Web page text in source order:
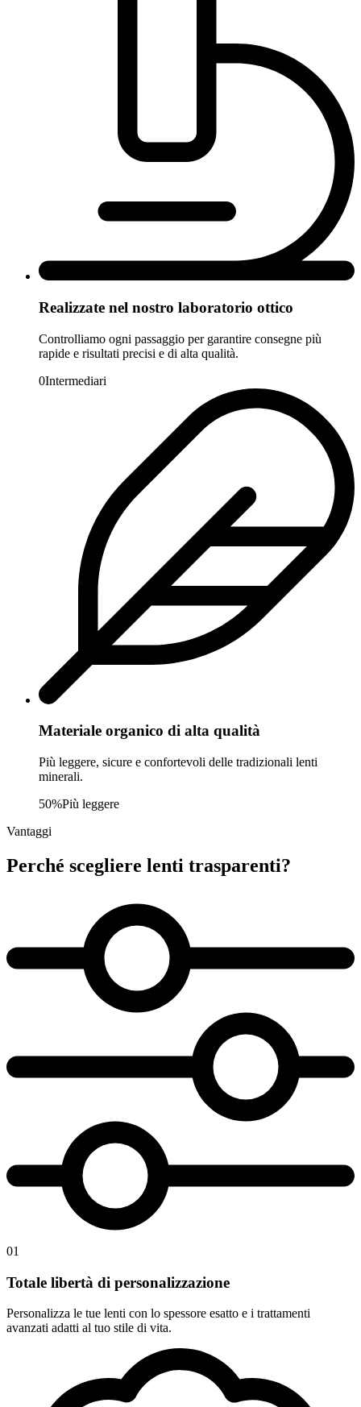
Realizzate nel nostro laboratorio ottico
Controlliamo ogni passaggio per garantire consegne più
rapide e risultati precisi e di alta qualità.
0Intermediari
Materiale organico di alta qualità
Più leggere, sicure e confortevoli delle tradizionali lenti
minerali.
50%Più leggere
Vantaggi
Perché scegliere lenti trasparenti?
01
Totale libertà di personalizzazione
Personalizza le tue lenti con lo spessore esatto e i trattamenti
avanzati adatti al tuo stile di vita.